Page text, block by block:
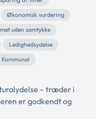
Økonomisk vurdering
uden samtykke
Ledighedsydelse
Kommunal
– træder i
er godkendt og